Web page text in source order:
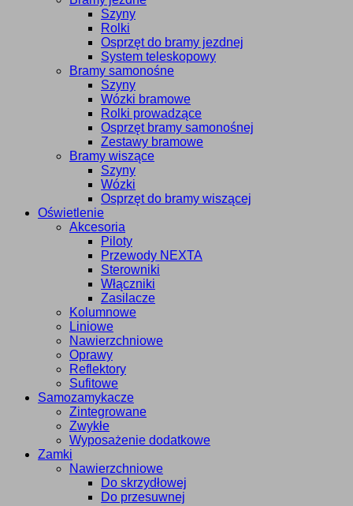
Szyny
Rolki
Osprzęt do bramy jezdnej
System teleskopowy
Bramy samonośne
Szyny
Wózki bramowe
Rolki prowadzące
Osprzęt bramy samonośnej
Zestawy bramowe
Bramy wiszące
Szyny
Wózki
Osprzęt do bramy wiszącej
Oświetlenie
Akcesoria
Piloty
Przewody NEXTA
Sterowniki
Włączniki
Zasilacze
Kolumnowe
Liniowe
Nawierzchniowe
Oprawy
Reflektory
Sufitowe
Samozamykacze
Zintegrowane
Zwykłe
Wyposażenie dodatkowe
Zamki
Nawierzchniowe
Do skrzydłowej
Do przesuwnej